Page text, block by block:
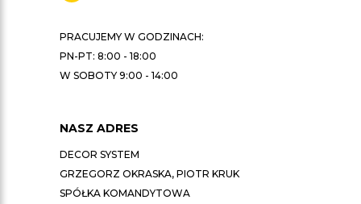
PRACUJEMY W GODZINACH:
PN-PT: 8:00 - 18:00
W SOBOTY 9:00 - 14:00
NASZ ADRES
DECOR SYSTEM
GRZEGORZ OKRASKA, PIOTR KRUK
SPÓŁKA KOMANDYTOWA